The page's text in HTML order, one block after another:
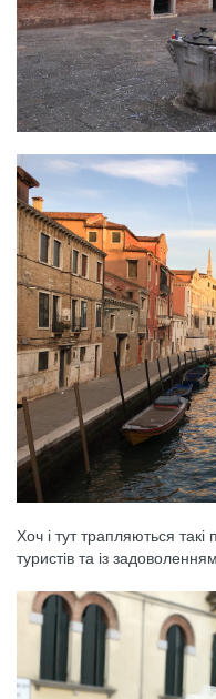
Хоч і тут трапляються
туристів та із